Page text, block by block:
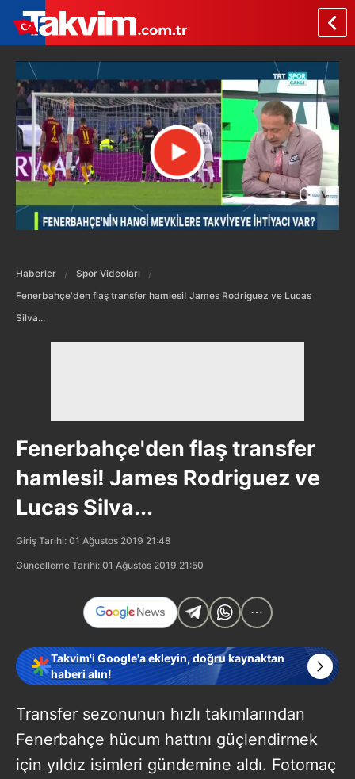
Haberler
Spor Videoları
Fenerbahçe'den flaş transfer hamlesi! James Rodriguez ve Lucas
Silva...
Fenerbahçe'den flaş transfer
hamlesi! James Rodriguez ve
Lucas Silva...
Giriş Tarihi: 01 Ağustos 2019 21:48
Güncelleme Tarihi: 01 Ağustos 2019 21:50
Takvim'i Google'a ekleyin, doğru kaynaktan
haberi alın!
Transfer sezonunun hızlı takımlarından
Fenerbahçe hücum hattını güçlendirmek
için yıldız isimleri gündemine aldı. Fotomaç